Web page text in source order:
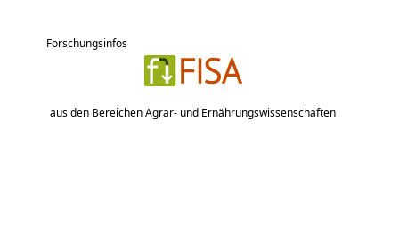
Forschungsinfos
aus den Bereichen Agrar- und Ernährungswissenschaften